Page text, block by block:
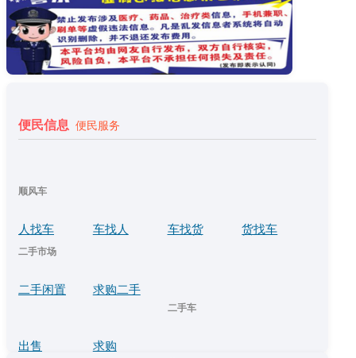
便民信息 便民服务
顺风车
人找车 车找人 车找货 货找车
二手市场
二手闲置 求购二手
二手车
出售 求购